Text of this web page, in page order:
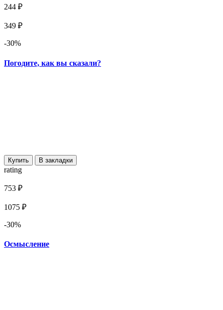
244 ₽
349 ₽
-30%
Погодите, как вы сказали?
Купить В закладки
rating
753 ₽
1075 ₽
-30%
Осмысление